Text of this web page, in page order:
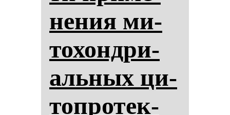
не­ния ми­
то­хон­дри­
аль­ных ци­
топ­ро­тек­